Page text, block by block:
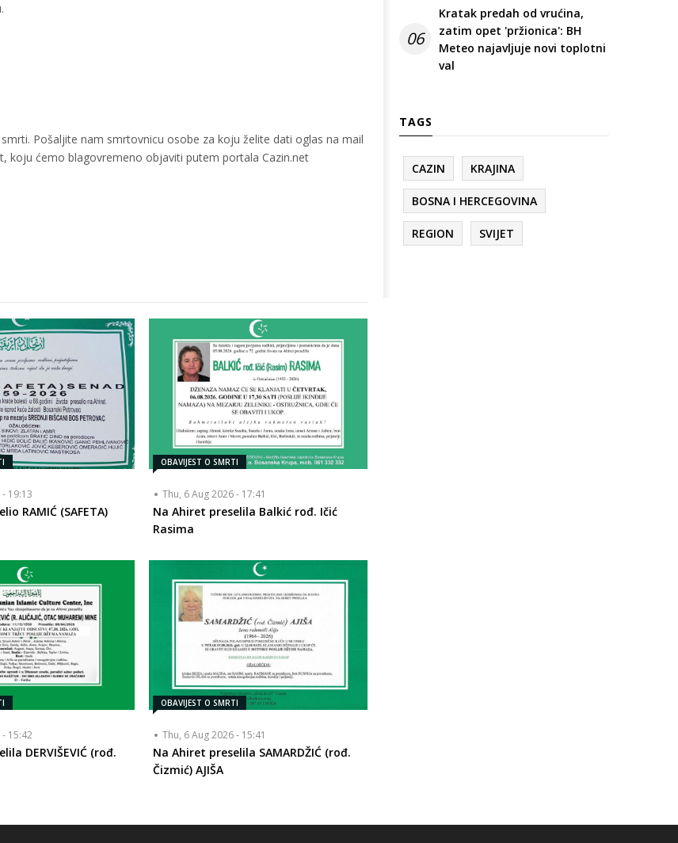
Pošaljite nam smrtovnicu osobe za koju želite dati oglas na mail
koju ćemo blagovremeno objaviti putem portala Cazin.net
19:13
RAMIĆ (SAFETA)
OBAVIJEST O SMRTI
Thu, 6 Aug 2026 - 17:41
Na Ahiret preselila Balkić rođ. Ičić
Rasima
15:42
DERVIŠEVIĆ (rođ.
OBAVIJEST O SMRTI
Thu, 6 Aug 2026 - 15:41
Na Ahiret preselila SAMARDŽIĆ (rođ.
Čizmić) AJIŠA
06
Kratak predah od vrućina,
zatim opet 'pržionica': BH
Meteo najavljuje novi toplotni
val
TAGS
CAZIN KRAJINA
BOSNA I HERCEGOVINA
REGION SVIJET